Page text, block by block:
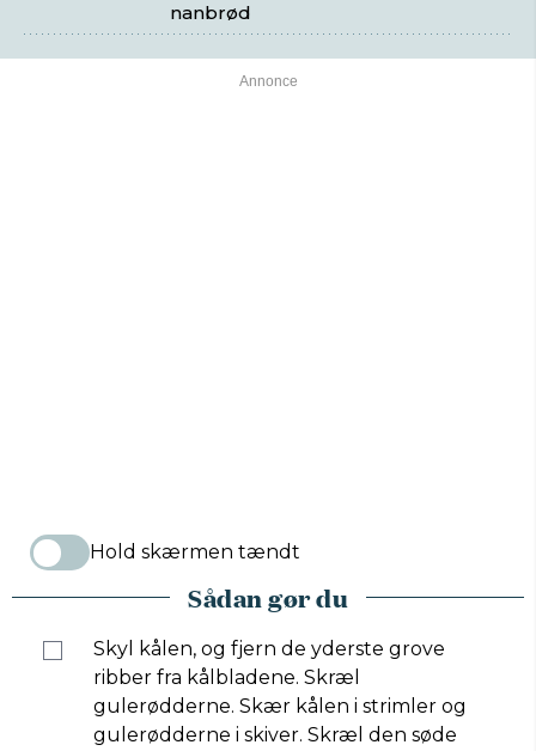
nanbrød
Hold skærmen tændt
Sådan gør du
Skyl kålen, og fjern de yderste grove
ribber fra kålbladene. Skræl
gulerødderne. Skær kålen i strimler og
gulerødderne i skiver. Skræl den søde